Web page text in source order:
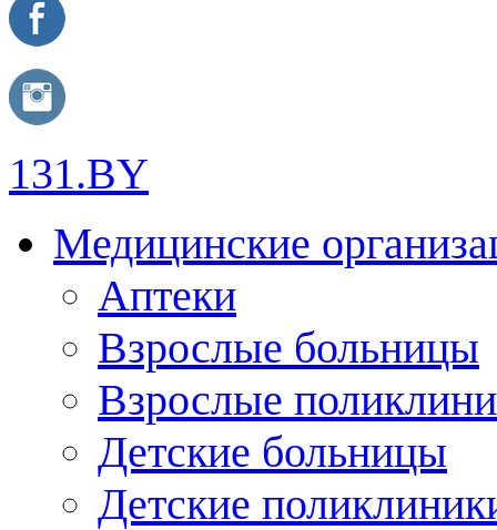
131.BY
Медицинские
Аптеки
Взрослые больницы
Взрослые
Детские больницы
Детские